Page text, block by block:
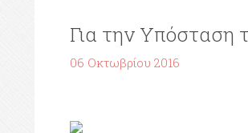
Για την Yπόσταση
06 Οκτωβρίου 2016